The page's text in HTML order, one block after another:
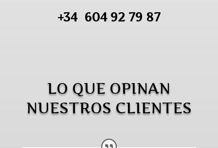
+34 604 92 79 87
LO QUE OPINAN
NUESTROS CLIENTES